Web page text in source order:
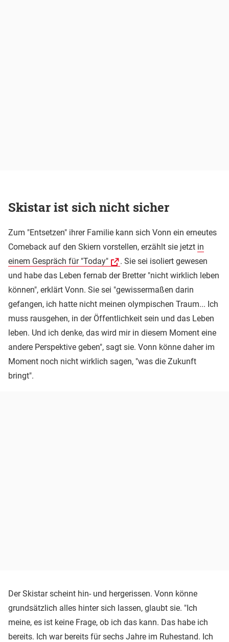
Skistar ist sich nicht sicher
Zum "Entsetzen" ihrer Familie kann sich Vonn ein erneutes
Comeback auf den Skiern vorstellen, erzählt sie jetzt in
einem Gespräch für "Today"
. Sie sei isoliert gewesen
und habe das Leben fernab der Bretter "nicht wirklich leben
können", erklärt Vonn. Sie sei "gewissermaßen darin
gefangen, ich hatte nicht meinen olympischen Traum... Ich
muss rausgehen, in der Öffentlichkeit sein und das Leben
leben. Und ich denke, das wird mir in diesem Moment eine
andere Perspektive geben", sagt sie. Vonn könne daher im
Moment noch nicht wirklich sagen, "was die Zukunft
bringt".
Der Skistar scheint hin- und hergerissen. Vonn könne
grundsätzlich alles hinter sich lassen, glaubt sie. "Ich
meine, es ist keine Frage, ob ich das kann. Das habe ich
bereits. Ich war bereits für sechs Jahre im Ruhestand. Ich